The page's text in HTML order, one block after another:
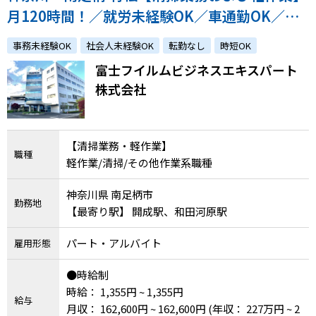
月120時間！／就労未経験OK／車通勤OK／安
心のサポート体制！／駅から無料シャトルバス
あり／昇給・賞与あり／雇用実績多数！
事務未経験OK 社会人未経験OK 転勤なし 時短OK
富士フイルムビジネスエキスパート
株式会社
職種
【清掃業務・軽作業】
軽作業/清掃/その他作業系職種
勤務地
神奈川県 南足柄市
【最寄り駅】 開成駅、和田河原駅
雇用形態 パート・アルバイト
給与
●時給制
時給： 1,355円 ~ 1,355円
月収： 162,600円 ~ 162,600円 (年収： 227万円 ~ 2